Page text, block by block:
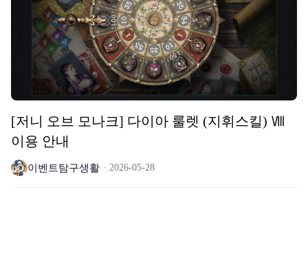
[저니 오브 모나크] 다이아 룰렛 (지휘스킬) Ⅷ
이용 안내
이벤트탐구생활 2026-05-28